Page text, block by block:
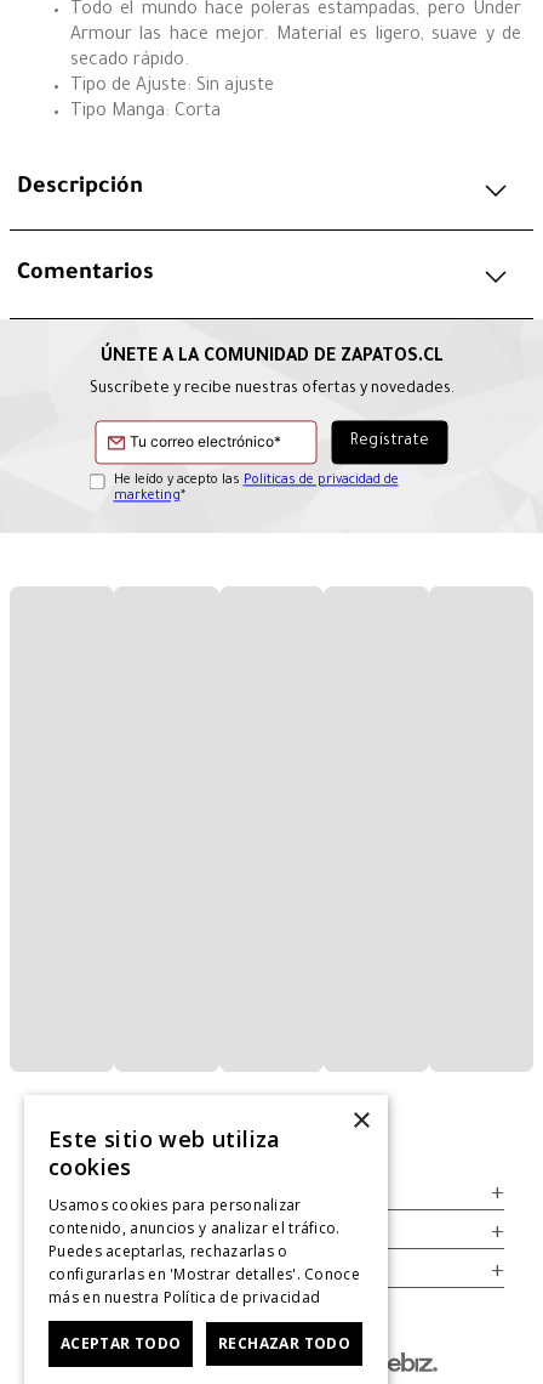
Todo el mundo hace poleras estampadas, pero Under
Armour las hace mejor. Material es ligero, suave y de
secado rápido.
Tipo de Ajuste: Sin ajuste
Tipo Manga: Corta
Descripción
Comentarios
Suscríbete y recibe nuestras ofertas y novedades.
He leído y acepto las Políticas de privacidad de
marketing*
+
Legal +
Cuenta +
×
Este sitio web utiliza
cookies
Usamos cookies para personalizar
contenido, anuncios y analizar el tráfico.
Puedes aceptarlas, rechazarlas o
configurarlas en 'Mostrar detalles'. Conoce
más en nuestra Política de privacidad
ACEPTAR TODO RECHAZAR TODO